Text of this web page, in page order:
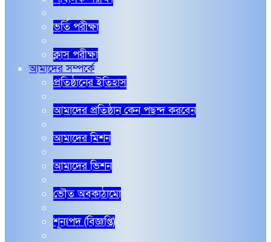
ভর্তি পরীক্ষা
ক্লাস পরীক্ষা
আমাদের সম্পর্কে
প্রতিষ্ঠানের ইতিহাস
আমাদের প্রতিষ্ঠান কেন পছন্দ করবেন
আমাদের মিশন
আমাদের ভিশন
ভৌত অবকাঠামো
শূন্যপদ (বিজ্ঞপ্তি)